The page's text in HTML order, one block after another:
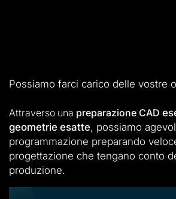
Possiamo farci carico delle vostre
Attraverso una preparazione CAD
geometrie esatte, possiamo
programmazione preparando
progettazione che tengano conto
produzione.